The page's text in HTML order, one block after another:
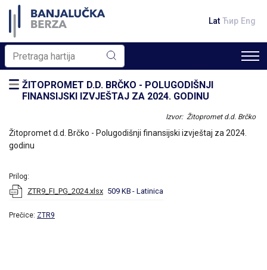
Lat Ћир Eng
ŽITOPROMET D.D. BRČKO - POLUGODIŠNJI
FINANSIJSKI IZVJEŠTAJ ZA 2024. GODINU
Izvor: Žitopromet d.d. Brčko
Žitopromet d.d. Brčko - Polugodišnji finansijski izvještaj za 2024.
godinu
Prilog:
ZTR9_FI_PG_2024.xlsx 509 KB - Latinica
Prečice: ZTR9